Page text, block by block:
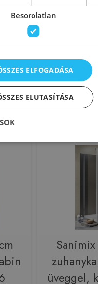
112 000 Ft
üveggel,
Besorolatlan
ELFOGADÁSA
ELUTASÍTÁSA